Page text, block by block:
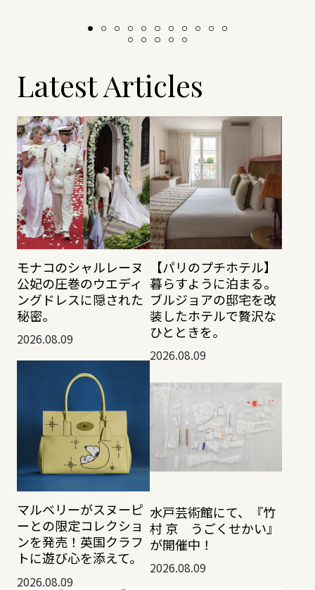
Latest Articles
モナコのシャルレーヌ
公妃の圧巻のウエディ
ングドレスに隠された
秘密。
2026.08.09
【パリのプチホテル】
暮らすように泊まる。
ブルジョアの邸宅を改
装したホテルで贅沢な
ひとときを。
2026.08.09
マルベリーがスヌーピ
ーとの限定コレクショ
ンを発売！英国クラフ
トに遊び心を添えて。
2026.08.09
水戸芸術館にて、『竹
村 京 うごくせかい』
が開催中！
2026.08.09